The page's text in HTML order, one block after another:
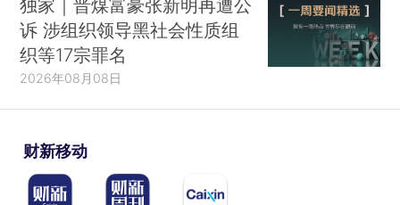
独家｜晋煤富豪张新明再遭公
诉 涉组织领导黑社会性质组
织等17宗罪名
2026年08月08日
财新移动